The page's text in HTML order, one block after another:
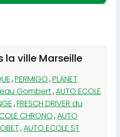
ville Marseille
,PERMIGO,PLANET
Gombert,AUTO ECOLE
,FRESCH DRIVER du
CHRONO,AUTO
,AUTO ECOLE ST